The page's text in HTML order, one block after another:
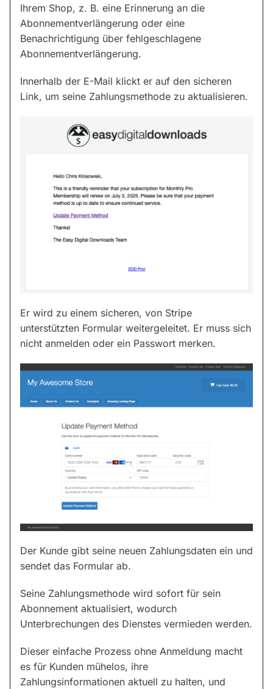
Ihrem Shop, z. B. eine Erinnerung an die
Abonnementverlängerung oder eine
Benachrichtigung über fehlgeschlagene
Abonnementverlängerung.
Innerhalb der E-Mail klickt er auf den sicheren
Link, um seine Zahlungsmethode zu aktualisieren.
Er wird zu einem sicheren, von Stripe
unterstützten Formular weitergeleitet. Er muss sich
nicht anmelden oder ein Passwort merken.
Der Kunde gibt seine neuen Zahlungsdaten ein und
sendet das Formular ab.
Seine Zahlungsmethode wird sofort für sein
Abonnement aktualisiert, wodurch
Unterbrechungen des Dienstes vermieden werden.
Dieser einfache Prozess ohne Anmeldung macht
es für Kunden mühelos, ihre
Zahlungsinformationen aktuell zu halten, und